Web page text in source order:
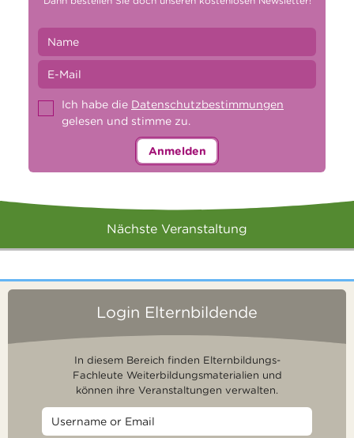
Ich habe die Datenschutzbestimmungen
gelesen und stimme zu.
Anmelden
Nächste Veranstaltung
Login Elternbildende
In diesem Bereich finden Elternbildungs-
Fachleute Weiterbildungsmaterialien und
können ihre Veranstaltungen verwalten.